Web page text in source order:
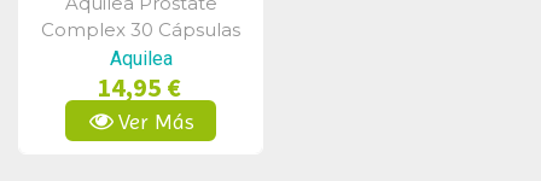
Vista Rápida
Complex 30 Cápsulas
Aquilea
14,95 €
Ver Más